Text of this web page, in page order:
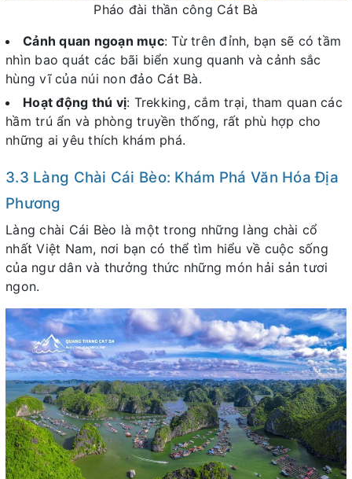
Pháo đài thần công Cát Bà
Cảnh quan ngoạn mục: Từ trên đỉnh, bạn sẽ có tầm
nhìn bao quát các bãi biển xung quanh và cảnh sắc
hùng vĩ của núi non đảo Cát Bà.
Hoạt động thú vị: Trekking, cắm trại, tham quan các
hầm trú ẩn và phòng truyền thống, rất phù hợp cho
những ai yêu thích khám phá.
3.3 Làng Chài Cái Bèo: Khám Phá Văn Hóa Địa
Phương
Làng chài Cái Bèo là một trong những làng chài cổ
nhất Việt Nam, nơi bạn có thể tìm hiểu về cuộc sống
của ngư dân và thưởng thức những món hải sản tươi
ngon.